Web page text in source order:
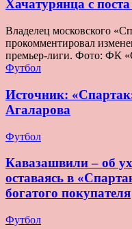
Хачатурянца с
Владелец московского
прокомментировал
премьер-лиги. Фото: ФК
Футбол
Источник:
Агаларова
Футбол
Кавазашвили – об
оставаясь в
богатого покупателя
Футбол